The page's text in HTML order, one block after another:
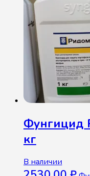
Фунгицид
кг
В наличии